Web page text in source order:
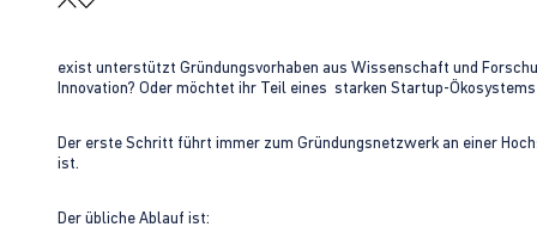
exist unterstützt Gründungsvorhaben aus Wissenschaft und
Innovation? Oder möchtet ihr Teil eines starken Startup-
Der erste Schritt führt immer zum Gründungsnetzwerk an einer
ist.
Der übliche Ablauf ist: